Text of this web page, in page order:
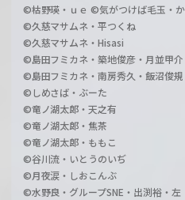
©枯野瑛・ｕｅ ©気がつけば毛玉・
©久慈マサムネ・平つくね
©久慈マサムネ・Hisasi
©島田フミカネ・築地俊彦・月並甲
©島田フミカネ・南房秀久・飯沼俊規
©しめさば・ぶーた
©竜ノ湖太郎・天之有
©竜ノ湖太郎・焦茶
©竜ノ湖太郎・ももこ
©谷川流・いとうのいぢ
©月夜涙・しおこんぶ
©水野良・グループSNE・出渕裕・左